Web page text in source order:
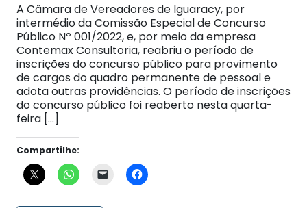
A Câmara de Vereadores de Iguaracy, por
intermédio da Comissão Especial de Concurso
Público Nº 001/2022, e, por meio da empresa
Contemax Consultoria, reabriu o período de
inscrições do concurso público para provimento
de cargos do quadro permanente de pessoal e
adota outras providências. O período de inscrições
do concurso público foi reaberto nesta quarta-
feira […]
Compartilhe: